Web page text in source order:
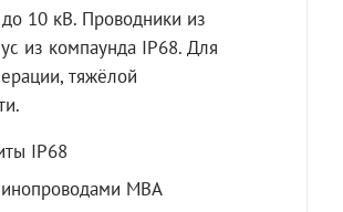
10 кВ. Проводники из
из компаунда IP68. Для
тяжёлой
IP68
МВА